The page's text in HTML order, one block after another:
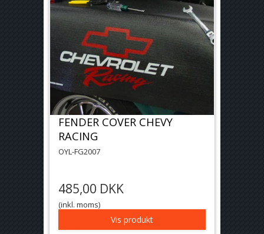
FENDER COVER CHEVY
RACING
OYL-FG2007
485,00 DKK
(inkl. moms)
Vis produkt